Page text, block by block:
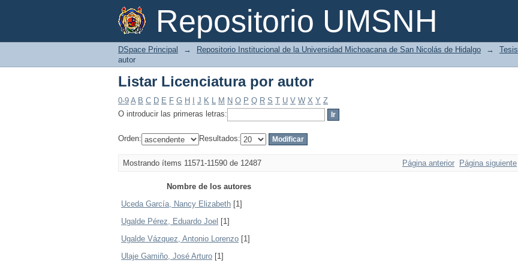
Repositorio UMSNH
Listar Licenciatura por autor
DSpace Principal → Repositorio Institucional de la Universidad Michoacana de San Nicolás de Hidalgo → Tesis
autor
Listar Licenciatura por autor
0-9 A B C D E F G H J K L M N O P Q R S T U V W X Y Z
O introducir las primeras letras:
Orden: Resultados:
Mostrando ítems 11571-11590 de 12487 Página anterior Página siguiente
Nombre de los autores
Uceda García, Nancy Elizabeth [1]
Ugalde Pérez, Eduardo Joel [1]
Ugalde Vázquez, Antonio Lorenzo [1]
Ulaje Gamiño, José Arturo [1]